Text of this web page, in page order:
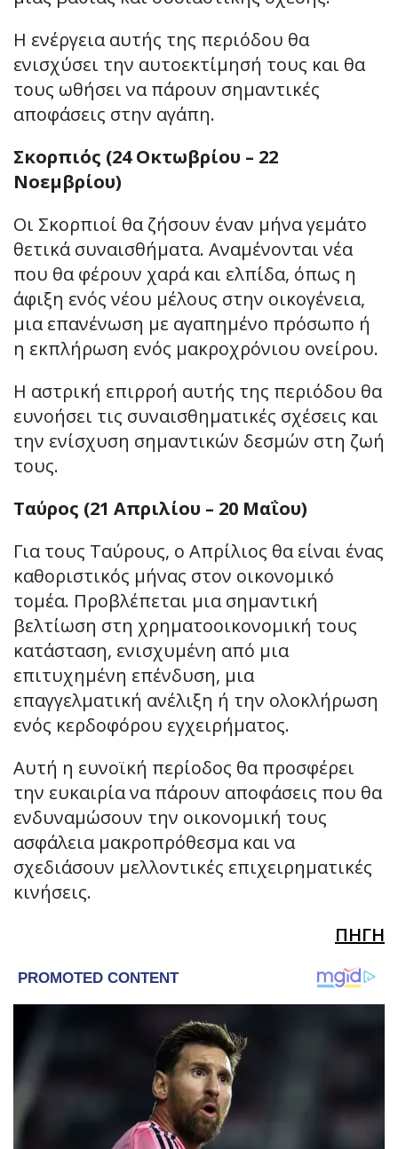
Η ενέργεια αυτής της περιόδου θα
ενισχύσει την αυτοεκτίμησή τους και θα
τους ωθήσει να πάρουν σημαντικές
αποφάσεις στην αγάπη.
Σκορπιός (24 Οκτωβρίου – 22
Νοεμβρίου)
Οι Σκορπιοί θα ζήσουν έναν μήνα γεμάτο
θετικά συναισθήματα. Αναμένονται νέα
που θα φέρουν χαρά και ελπίδα, όπως η
άφιξη ενός νέου μέλους στην οικογένεια,
μια επανένωση με αγαπημένο πρόσωπο ή
η εκπλήρωση ενός μακροχρόνιου ονείρου.
Η αστρική επιρροή αυτής της περιόδου θα
ευνοήσει τις συναισθηματικές σχέσεις και
την ενίσχυση σημαντικών δεσμών στη ζωή
τους.
Ταύρος (21 Απριλίου – 20 Μαΐου)
Για τους Ταύρους, ο Απρίλιος θα είναι ένας
καθοριστικός μήνας στον οικονομικό
τομέα. Προβλέπεται μια σημαντική
βελτίωση στη χρηματοοικονομική τους
κατάσταση, ενισχυμένη από μια
επιτυχημένη επένδυση, μια
επαγγελματική ανέλιξη ή την ολοκλήρωση
ενός κερδοφόρου εγχειρήματος.
Αυτή η ευνοϊκή περίοδος θα προσφέρει
την ευκαιρία να πάρουν αποφάσεις που θα
ενδυναμώσουν την οικονομική τους
ασφάλεια μακροπρόθεσμα και να
σχεδιάσουν μελλοντικές επιχειρηματικές
κινήσεις.
ΠΗΓΗ